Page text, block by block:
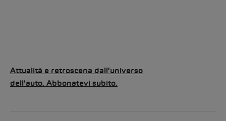
Attualità e retroscena dall’universo
dell’auto. Abbonatevi subito.